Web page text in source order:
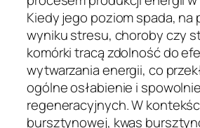
Kiedy jego poziom spada, na
wyniku stresu, choroby czy
komórki tracą zdolność do
wytwarzania energii, co
ogólne osłabienie i
regeneracyjnych. W
bursztynowej, kwas